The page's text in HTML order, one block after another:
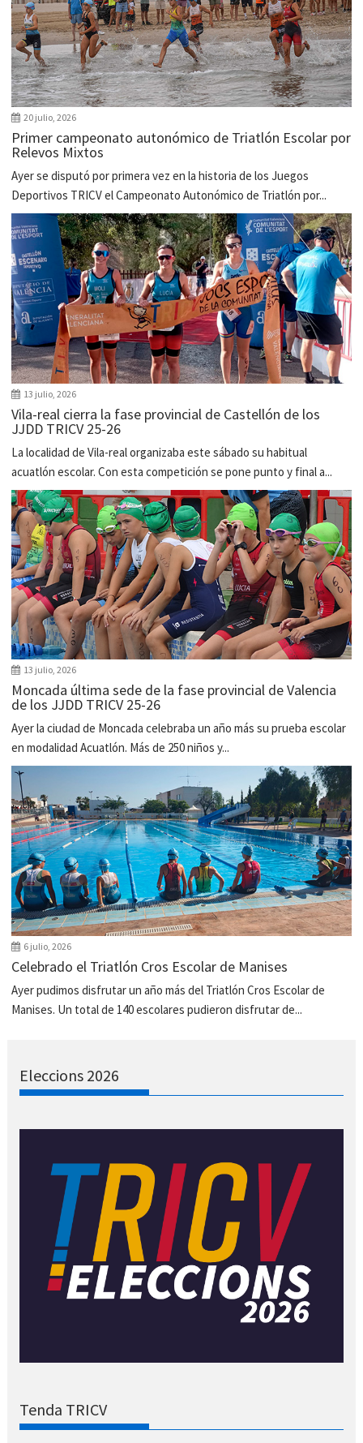
20 julio, 2026
Primer campeonato autonómico de Triatlón Escolar por
Relevos Mixtos
Ayer se disputó por primera vez en la historia de los Juegos
Deportivos TRICV el Campeonato Autonómico de Triatlón por...
13 julio, 2026
Vila-real cierra la fase provincial de Castellón de los
JJDD TRICV 25-26
La localidad de Vila-real organizaba este sábado su habitual
acuatlón escolar. Con esta competición se pone punto y final a...
13 julio, 2026
Moncada última sede de la fase provincial de Valencia
de los JJDD TRICV 25-26
Ayer la ciudad de Moncada celebraba un año más su prueba escolar
en modalidad Acuatlón. Más de 250 niños y...
6 julio, 2026
Celebrado el Triatlón Cros Escolar de Manises
Ayer pudimos disfrutar un año más del Triatlón Cros Escolar de
Manises. Un total de 140 escolares pudieron disfrutar de...
Eleccions 2026
Tenda TRICV